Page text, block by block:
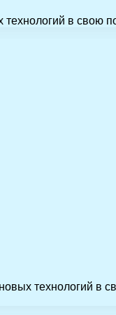
в свою
технологий в